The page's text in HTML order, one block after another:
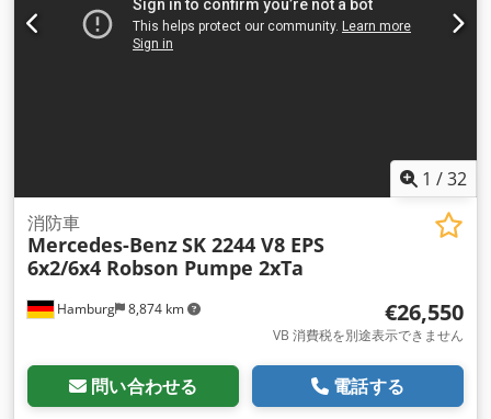
ABS（アンチロック・ブレーキ・システム）, エアコン, クルー
ズコントロール, セントラルロック, タコグラフ, リターダ, 車載
1 /32
Hamburg 8,874 km
消防車
Mercedes-BenzSK 2244 V8 EPS
6x2/6x4 Robson Pumpe 2xTa
€26,550
VB 消費税を別途表示できません
問い合わせる 電話する